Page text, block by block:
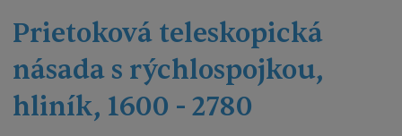
Prietoková teleskopická
násada s rýchlospojkou,
hliník, 1600 - 2780